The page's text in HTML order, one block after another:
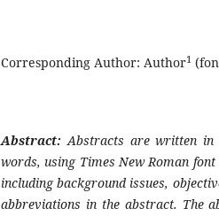
Corresponding Author: Author1
Abstract: Abstracts are written in
words, using Times New Roman
including background issues,
abbreviations in the abstract. The